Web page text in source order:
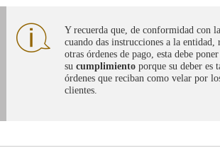
Y recuerda que, de conformidad con
cuando das instrucciones a la entidad,
otras órdenes de pago, esta debe
su cumplimiento porque su deber es
órdenes que reciban como velar por
clientes.